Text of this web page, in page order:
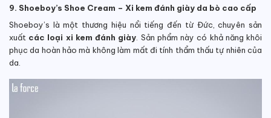
9. Shoeboy’s Shoe Cream – Xi kem đánh giày da bò cao cấp
Shoeboy’s là một thương hiệu nổi tiếng đến từ Đức, chuyên sản
xuất các loại xi kem đánh giày . Sản phẩm này có khả năng khôi
phục da hoàn hảo mà không làm mất đi tính thẩm thấu tự nhiên của
da.